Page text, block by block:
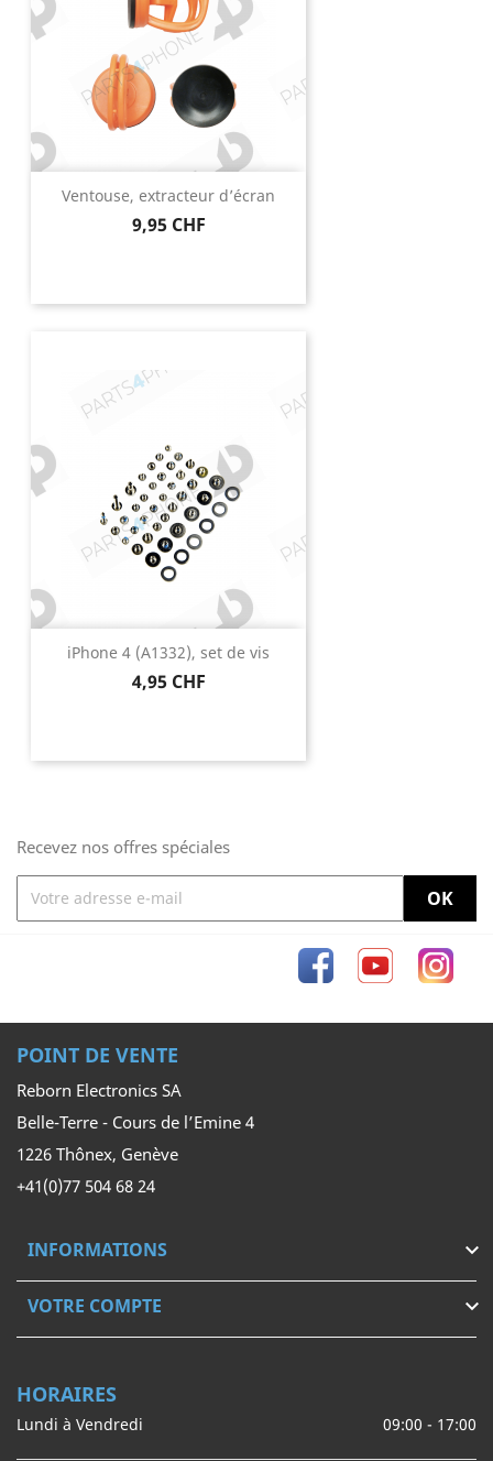
Ventouse, extracteur d’écran
Prix
9,95 CHF
iPhone 4 (A1332), set de vis
Prix
4,95 CHF
Recevez nos offres spéciales
FacebookYouTube
POINT DE VENTE
Reborn Electronics SA
Belle-Terre - Cours de l’Emine 4
1226 Thônex, Genève
+41(0)77 504 68 24
INFORMATIONS 
VOTRE COMPTE 
HORAIRES
Lundi à Vendredi 09:00 - 17:00